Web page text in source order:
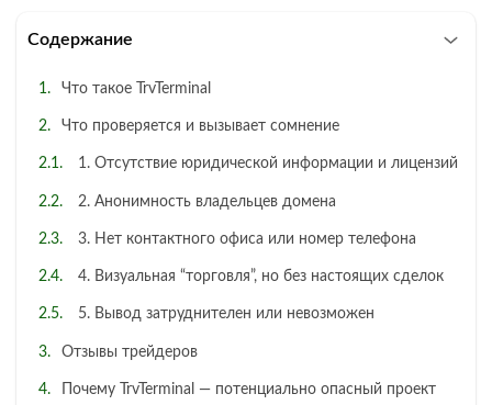
Содержание
Что такое TrvTerminal
Что проверяется и вызывает сомнение
1. Отсутствие юридической информации и лицензий
2. Анонимность владельцев домена
3. Нет контактного офиса или номер телефона
4. Визуальная “торговля”, но без настоящих сделок
5. Вывод затруднителен или невозможен
Отзывы трейдеров
Почему TrvTerminal — потенциально опасный проект